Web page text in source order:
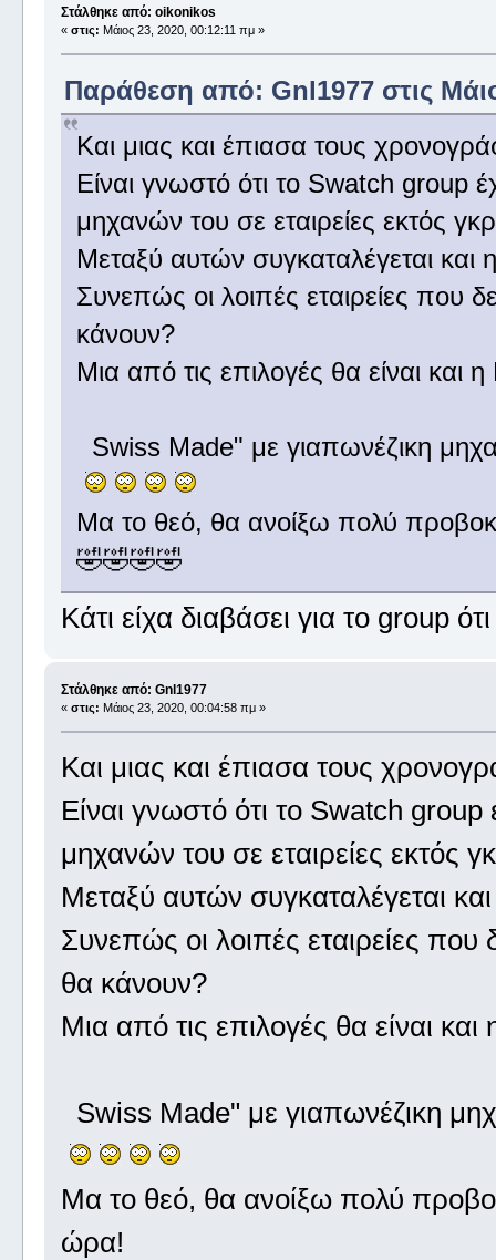
Στάλθηκε από: oikonikos
« στις: Μάιος 23, 2020, 00:12:11 πμ »
Παράθεση από: Gnl1977 στις
Και μιας και έπιασα τους
Είναι γνωστό ότι το Swatch group
μηχανών του σε εταιρείες εκτός
Μεταξύ αυτών συγκαταλέγεται
Συνεπώς οι λοιπές εταιρείες που
κάνουν?
Μια από τις επιλογές θα είναι και
Swiss Made" με γιαπωνέζικη
Μα το θεό, θα ανοίξω πολύ
🤣🤣🤣🤣
Κάτι είχα διαβάσει για το group
Στάλθηκε από: Gnl1977
« στις: Μάιος 23, 2020, 00:04:58 πμ »
Και μιας και έπιασα τους
Είναι γνωστό ότι το Swatch group
μηχανών του σε εταιρείες εκτός
Μεταξύ αυτών συγκαταλέγεται
Συνεπώς οι λοιπές εταιρείες
θα κάνουν?
Μια από τις επιλογές θα είναι
Swiss Made" με γιαπωνέζικη
Μα το θεό, θα ανοίξω πολύ
ώρα!